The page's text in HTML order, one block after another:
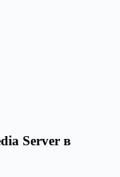
Server в